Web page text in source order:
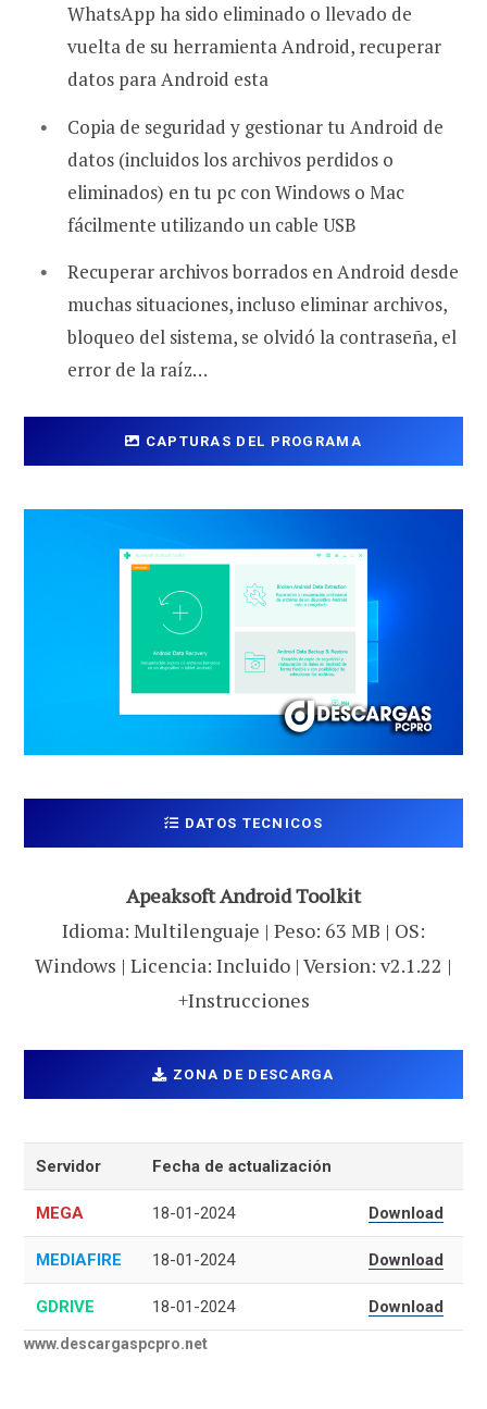
WhatsApp ha sido eliminado o llevado de
vuelta de su herramienta Android, recuperar
datos para Android esta
Copia de seguridad y gestionar tu Android de
datos (incluidos los archivos perdidos o
eliminados) en tu pc con Windows o Mac
fácilmente utilizando un cable USB
Recuperar archivos borrados en Android desde
muchas situaciones, incluso eliminar archivos,
bloqueo del sistema, se olvidó la contraseña, el
error de la raíz…
CAPTURAS DEL PROGRAMA
DATOS TECNICOS
Apeaksoft Android Toolkit
Idioma: Multilenguaje | Peso: 63 MB | OS:
Windows | Licencia: Incluido | Version: v2.1.22 |
+Instrucciones
ZONA DE DESCARGA
Servidor Fecha de actualización
MEGA 18-01-2024 Download
MEDIAFIRE 18-01-2024 Download
GDRIVE 18-01-2024 Download
www.descargaspcpro.net